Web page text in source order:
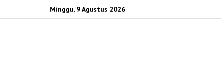
Minggu, 9 Agustus 2026